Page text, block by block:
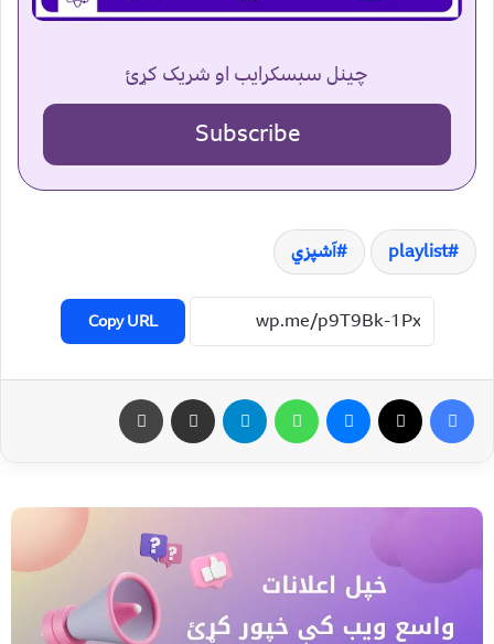
چینل سبسکرایب او شریک کړئ
Subscribe
playlist آشپزي
Copy URL